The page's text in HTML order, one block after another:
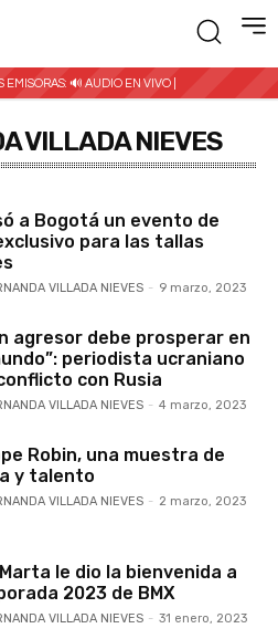
EMISORAS: 🔊 AUDIO EN VIVO |
VILLADA NIEVES
a Bogotá un evento de
para las tallas
VILLADA NIEVES - 9 marzo, 2023
agresor debe prosperar en
periodista ucraniano
con Rusia
VILLADA NIEVES - 4 marzo, 2023
Robin, una muestra de
y talento
VILLADA NIEVES - 2 marzo, 2023
le dio la bienvenida a
2023 de BMX
VILLADA NIEVES - 31 enero, 2023